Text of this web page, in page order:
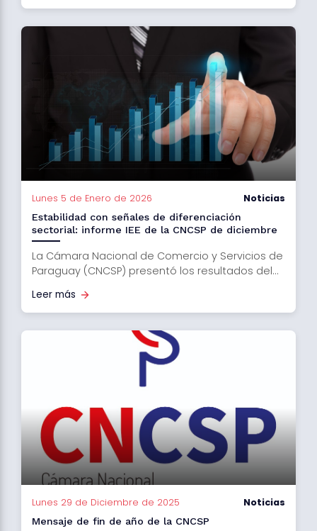
Lunes 5 de Enero de 2026 Noticias
Estabilidad con señales de diferenciación
sectorial: informe IEE de la CNCSP de diciembre
La Cámara Nacional de Comercio y Servicios de
Paraguay (CNCSP) presentó los resultados del...
Leer más
Lunes 29 de Diciembre de 2025 Noticias
Mensaje de fin de año de la CNCSP